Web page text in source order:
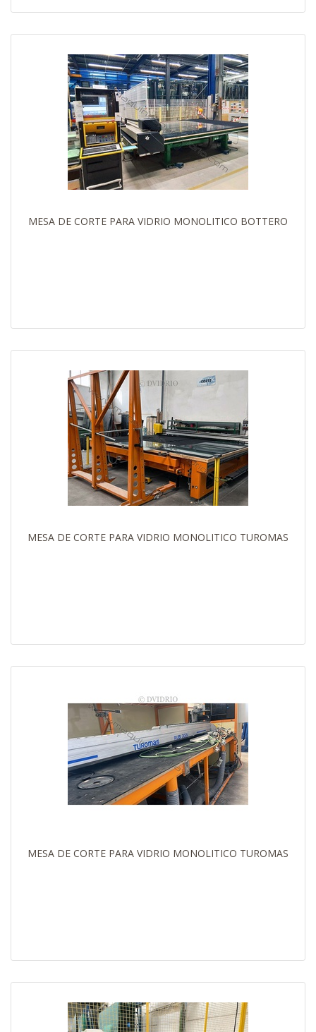
MESA DE CORTE PARA VIDRIO MONOLITICO BOTTERO
MESA DE CORTE PARA VIDRIO MONOLITICO TUROMAS
MESA DE CORTE PARA VIDRIO MONOLITICO TUROMAS